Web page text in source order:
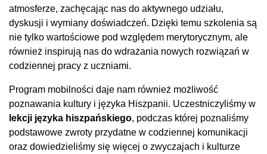
atmosferze, zachęcając nas do aktywnego udziału,
dyskusji i wymiany doświadczeń. Dzięki temu szkolenia są
nie tylko wartościowe pod względem merytorycznym, ale
również inspirują nas do wdrażania nowych rozwiązań w
codziennej pracy z uczniami.
Program mobilności daje nam również możliwość
poznawania kultury i języka Hiszpanii. Uczestniczyliśmy w
lekcji języka hiszpańskiego, podczas której poznaliśmy
podstawowe zwroty przydatne w codziennej komunikacji
oraz dowiedzieliśmy się więcej o zwyczajach i kulturze